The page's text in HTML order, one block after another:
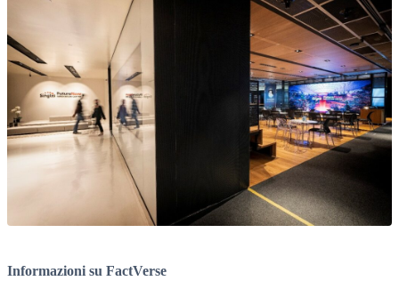
Informazioni su FactVerse